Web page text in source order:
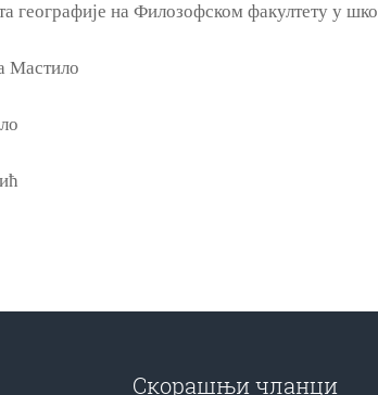
географије на Филозофском факултету у
Мастило
Скорашњи чланци